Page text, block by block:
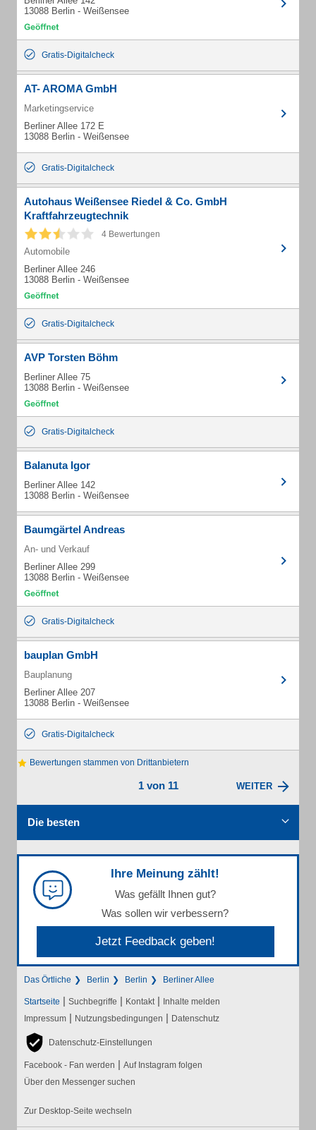
13088 Berlin - Weißensee
Gratis-Digitalcheck
AT- AROMA GmbH
Marketingservice
Berliner Allee 172 E
13088 Berlin - Weißensee
Gratis-Digitalcheck
Autohaus Weißensee Riedel & Co. GmbH
Kraftfahrzeugtechnik
4 Bewertungen
Automobile
Berliner Allee 246
13088 Berlin - Weißensee
Gratis-Digitalcheck
AVP Torsten Böhm
Berliner Allee 75
13088 Berlin - Weißensee
Gratis-Digitalcheck
Balanuta Igor
Berliner Allee 142
13088 Berlin - Weißensee
Baumgärtel Andreas
An- und Verkauf
Berliner Allee 299
13088 Berlin - Weißensee
Gratis-Digitalcheck
bauplan GmbH
Bauplanung
Berliner Allee 207
13088 Berlin - Weißensee
Gratis-Digitalcheck
Bewertungen stammen von Drittanbietern
1 von 11 WEITER
Die besten
Ihre Meinung zählt!
Was gefällt Ihnen gut?
Was sollen wir verbessern?
Jetzt Feedback geben!
Das Örtliche Berlin Berlin Berliner Allee
Startseite | Suchbegriffe | Kontakt | Inhalte melden
Impressum | Nutzungsbedingungen | Datenschutz
Datenschutz-Einstellungen
Facebook - Fan werden | Auf Instagram folgen
Über den Messenger suchen
Zur Desktop-Seite wechseln